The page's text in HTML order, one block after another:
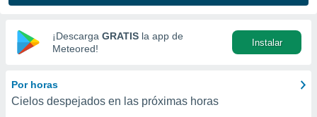
las
y
digital
basada
¡Descarga GRATIS la app de
Meteored!
Instalar
Por horas
Cielos despejados en las próximas horas